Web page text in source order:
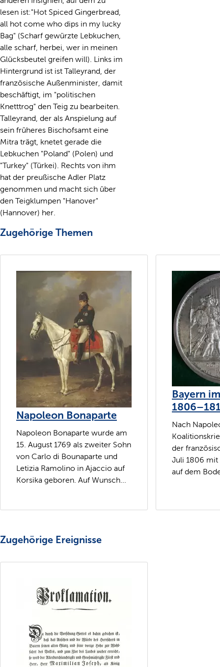
lesen ist:"Hot Spiced Gingerbread,
all hot come who dips in my lucky
Bag" (Scharf gewürzte Lebkuchen,
alle scharf, herbei, wer in meinen
Glücksbeutel greifen will). Links im
Hintergrund ist ist Talleyrand, der
französische Außenminister, damit
beschäftigt, im "politischen
Knetttrog" den Teig zu bearbeiten.
Talleyrand, der als Anspielung auf
sein früheres Bischofsamt eine
Mitra trägt, knetet gerade die
Lebkuchen "Poland" (Polen) und
"Turkey" (Türkei). Rechts von ihm
hat der preußische Adler Platz
genommen und macht sich über
den Teigklumpen "Hanover"
(Hannover) her.
Zugehörige Themen
Napoleon Bonaparte
Napoleon Bonaparte wurde am
15. August 1769 als zweiter Sohn
von Carlo di Bounaparte und
Letizia Ramolino in Ajaccio auf
Korsika geboren. Auf Wunsch...
Bayern
Nach
der
Juli 1806 mit
auf dem
Zugehörige Ereignisse